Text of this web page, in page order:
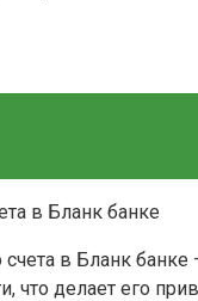
счета в Бланк
что делает его